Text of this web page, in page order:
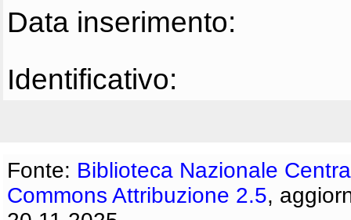
Data inserimento:
Identificativo:
Fonte: Biblioteca Nazionale
Commons Attribuzione 2.5,